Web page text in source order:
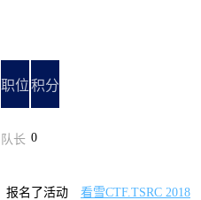
职位积分
队长 0
报名了活动
看雪CTF.TSRC 2018